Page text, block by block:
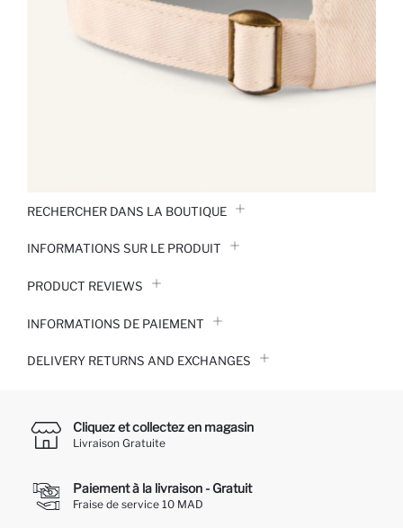
RECHERCHER DANS LA BOUTIQUE
INFORMATIONS SUR LE PRODUIT
PRODUCT REVIEWS
INFORMATIONS DE PAIEMENT
DELIVERY RETURNS AND EXCHANGES
Cliquez et collectez en magasin
Livraison Gratuite
Paiement à la livraison - Gratuit
Fraise de service 10 MAD